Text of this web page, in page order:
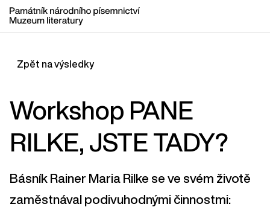
Zpět na výsledky
Workshop PANE
RILKE, JSTE TADY?
Básník Rainer Maria Rilke se ve svém životě
zaměstnával podivuhodnými činnostmi: